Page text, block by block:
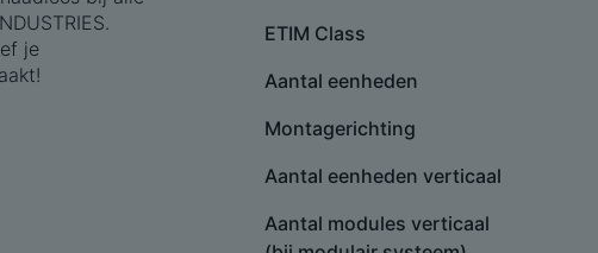
je
ETIM Class
Aantal eenheden
Montagerichting
Aantal eenheden verticaal
Aantal modules verticaal